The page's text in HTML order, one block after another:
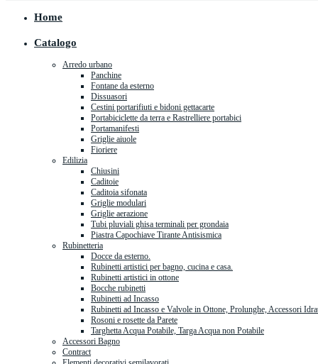
Home
Catalogo
Arredo urbano
Panchine
Fontane da esterno
Dissuasori
Cestini portarifiuti e bidoni gettacarte
Portabiciclette da terra e Rastrelliere portabici
Portamanifesti
Griglie aiuole
Fioriere
Edilizia
Chiusini
Caditoie
Caditoia sifonata
Griglie modulari
Griglie aerazione
Tubi pluviali ghisa terminali per grondaia
Piastra Capochiave Tirante Antisismica
Rubinetteria
Docce da esterno.
Rubinetti artistici per bagno, cucina e casa.
Rubinetti artistici in ottone
Bocche rubinetti
Rubinetti ad Incasso
Rubinetti ad Incasso e Valvole in Ottone, Prolunghe, Accessori
Rosoni e rosette da Parete
Targhetta Acqua Potabile, Targa Acqua non Potabile
Accessori Bagno
Contract